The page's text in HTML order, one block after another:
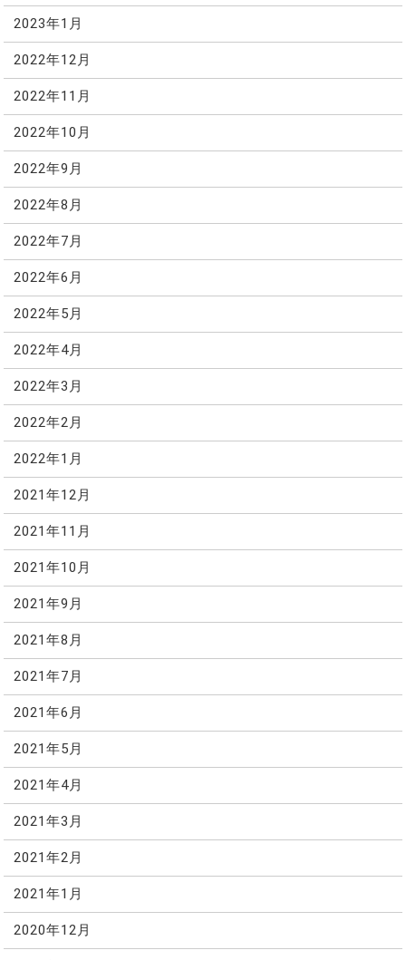
2023年1月
2022年12月
2022年11月
2022年10月
2022年9月
2022年8月
2022年7月
2022年6月
2022年5月
2022年4月
2022年3月
2022年2月
2022年1月
2021年12月
2021年11月
2021年10月
2021年9月
2021年8月
2021年7月
2021年6月
2021年5月
2021年4月
2021年3月
2021年2月
2021年1月
2020年12月